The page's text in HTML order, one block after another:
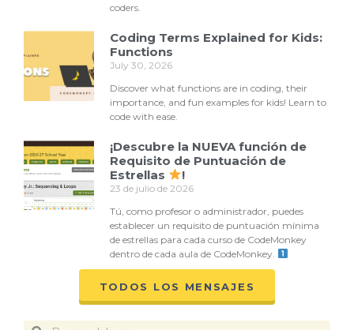
TODOS LOS MENSAJES
coders.
Coding Terms Explained for Kids:
Functions
July 30, 2026
Discover what functions are in coding, their
importance, and fun examples for kids! Learn to
code with ease.
¡Descubre la NUEVA función de
Requisito de Puntuación de
Estrellas
!
23 de julio de 2026
Tú, como profesor o administrador, puedes
establecer un requisito de puntuación mínima
de estrellas para cada curso de CodeMonkey
dentro de cada aula de CodeMonkey.